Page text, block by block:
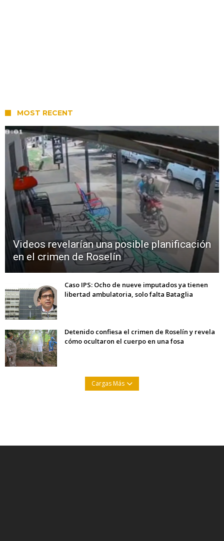
MOST RECENT
Videos revelarían una posible planificación
en el crimen de Roselín
Caso IPS: Ocho de nueve imputados ya tienen
libertad ambulatoria, solo falta Bataglia
Detenido confiesa el crimen de Roselín y revela
cómo ocultaron el cuerpo en una fosa
Cargas Más